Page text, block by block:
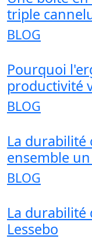
triple
BLOG
Pourquoi
productivité
BLOG
La durabilité
ensemble
BLOG
La durabilité
Lessebo